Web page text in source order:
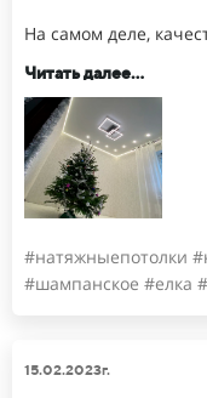
На самом деле,
Читать далее...
#натяжныепотолки
#шампанское #елка
15.02.2023г.